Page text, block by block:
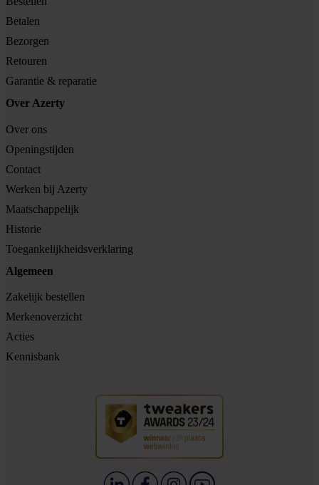
Betalen
Bezorgen
Retouren
Garantie & reparatie
Over Azerty
Over ons
Openingstijden
Contact
Werken bij Azerty
Maatschappelijk
Historie
Toegankelijkheidsverklaring
Algemeen
Zakelijk bestellen
Merkenoverzicht
Acties
Kennisbank